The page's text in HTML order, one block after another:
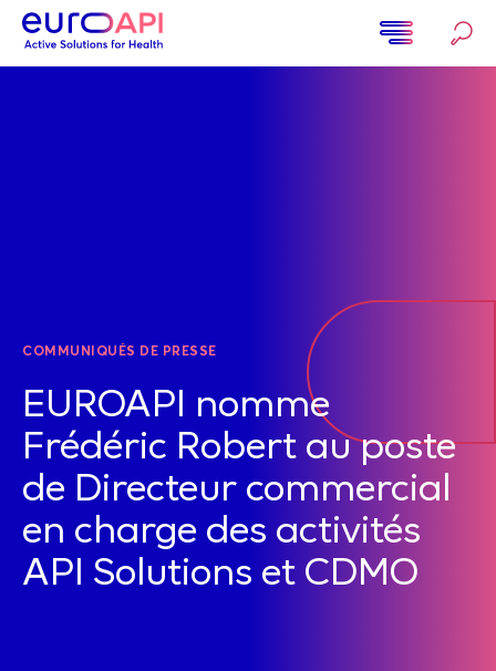
contenu
COMMUNIQUÉS DE PRESSE
EUROAPI nomme
Frédéric Robert au poste
de Directeur commercial
en charge des activités
API Solutions et CDMO